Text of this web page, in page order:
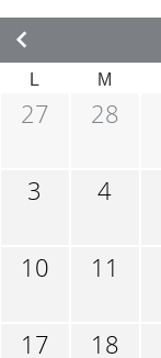
L M
27 28
3 4
10 11
17 18